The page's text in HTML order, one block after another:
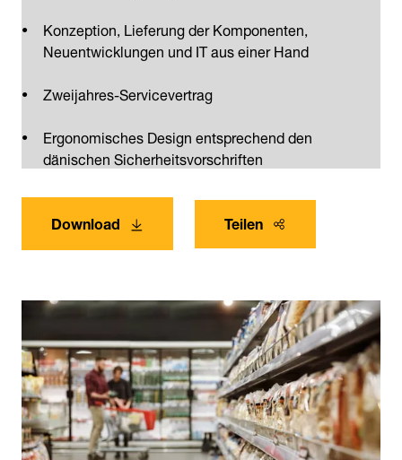
Konzeption, Lieferung der Komponenten,
Neuentwicklungen und IT aus einer Hand
Zweijahres-Servicevertrag
Ergonomisches Design entsprechend den
dänischen Sicherheitsvorschriften
Download Teilen